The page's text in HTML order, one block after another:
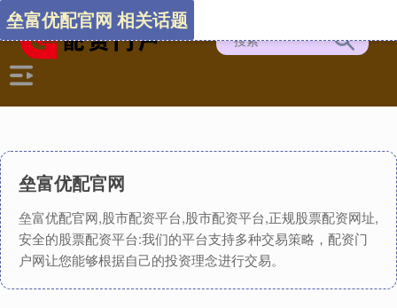
垒富优配官网
垒富优配官网,股市配资平台,股市配资平台,正规股票配资网址,
安全的股票配资平台:我们的平台支持多种交易策略，配资门
户网让您能够根据自己的投资理念进行交易。
垒富优配官网 相关话题